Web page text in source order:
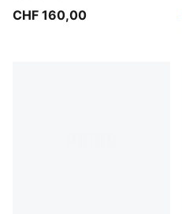
CHF 160,00